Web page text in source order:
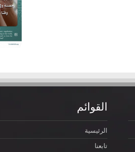
القوائم
الرئيسية
تابعنا